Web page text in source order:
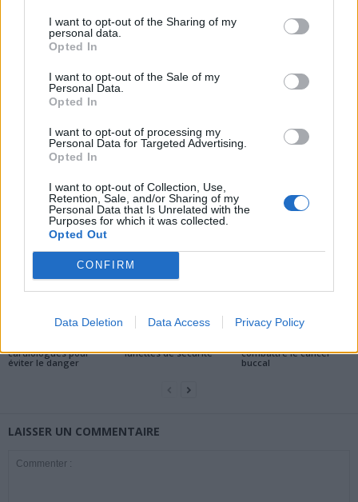
I want to opt-out of the Sharing of my
personal data.
Opted In
I want to opt-out of the Sale of my
Personal Data.
Opted In
I want to opt-out of processing my
Personal Data for Targeted Advertising.
Opted In
I want to opt-out of Collection, Use,
Retention, Sale, and/or Sharing of my
Personal Data that Is Unrelated with the
Purposes for which it was collected.
Opted Out
CONFIRM
Data Deletion Data Access Privacy Policy
pas ignorer pour
préserver votre mémoire
hausse alarmante en
ARTICLES CONNEXES PLUS DE L'AUTEUR
cardiologues pour
éviter le danger
Santé
lunettes de sécurité
Santé
combattre le cancer
buccal
LAISSER UN COMMENTAIRE